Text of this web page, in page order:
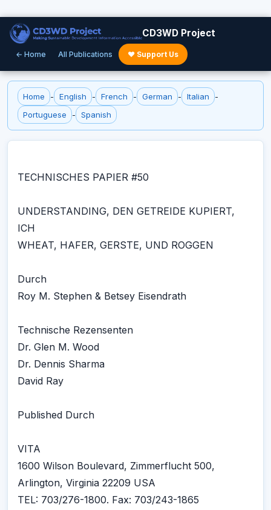
CD3WD Project
← Home All Publications ♥ Support Us
Home - English - French - German - Italian
-
Portuguese
- Spanish
TECHNISCHES PAPIER #50
UNDERSTANDING, DEN GETREIDE KUPIERT,
ICH
WHEAT, HAFER, GERSTE, UND ROGGEN
Durch
Roy M. Stephen & Betsey Eisendrath
Technische Rezensenten
Dr. Glen M. Wood
Dr. Dennis Sharma
David Ray
Published Durch
VITA
1600 Wilson Boulevard, Zimmerflucht 500,
Arlington, Virginia 22209 USA
TEL: 703/276-1800. Fax: 703/243-1865